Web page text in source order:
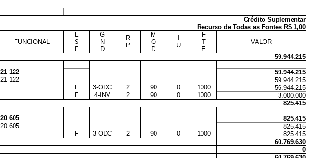
Crédito Suplementar
Recurso de Todas as Fontes R$ 1,00
FUNCIONAL
E
S
F
G
N
D
R
P
M
O
D
U
F
T
E
VALOR
59.944.215
21 122
59.944.215
21 122
59.944.215
F
3-ODC 2 90 0 1000
56.944.215
F
4-INV 2 90 0 1000
3.000.000
825.415
20 605
825.415
20 605
825.415
F
3-ODC 2 90 0 1000
825.415
60.769.630
0